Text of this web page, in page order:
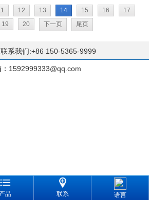
12 13 14 15 16
17
19 20 下一页 尾页
系我们:+86 150-5365-9999
1592999333@qq.com
产品 联系 语言